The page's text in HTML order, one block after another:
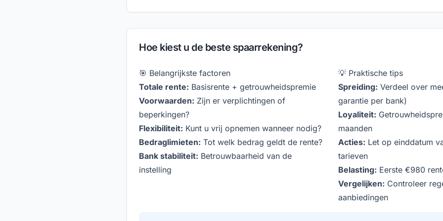
Hoe kiest u de beste spaarrekening?
🎯 Belangrijkste factoren
Totale rente: Basisrente + getrouwheidspremie
Voorwaarden: Zijn er verplichtingen of
beperkingen?
Flexibiliteit: Kunt u vrij opnemen wanneer nodig?
Bedraglimieten: Tot welk bedrag geldt de rente?
Bank stabiliteit: Betrouwbaarheid van de
instelling
💡 Praktische tips
Spreiding: Verdeel over
garantie per bank)
Loyaliteit:
maanden
Acties: Let op einddatum
tarieven
Belasting: Eerste €980
Vergelijken: Controleer
aanbiedingen